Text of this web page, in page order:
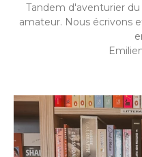
Tandem d'aventurier
amateur. Nous écrivons